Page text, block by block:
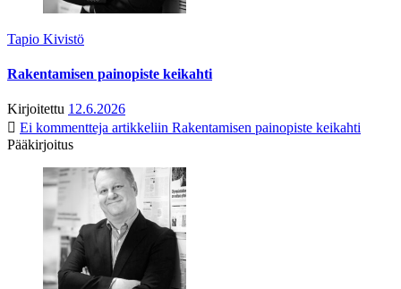
Tapio Kivistö
Rakentamisen painopiste keikahti
Kirjoitettu 12.6.2026
Ei kommentteja artikkeliin Rakentamisen painopiste keikahti
Pääkirjoitus